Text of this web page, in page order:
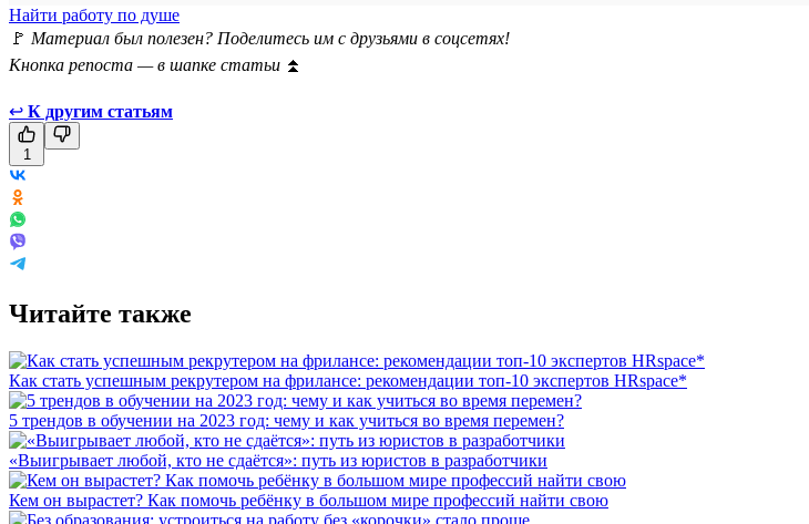
Найти работу по душе
🚩 Материал был полезен? Поделитесь им с друзьями в соцсетях!
Кнопка репоста — в шапке статьи ⏫
↩ К другим статьям
1
Читайте также
Как стать успешным рекрутером на фрилансе: рекомендации топ-10 экспертов HRspace*
5 трендов в обучении на 2023 год: чему и как учиться во время перемен?
«Выигрывает любой, кто не сдаётся»: путь из юристов в разработчики
Кем он вырастет? Как помочь ребёнку в большом мире профессий найти свою